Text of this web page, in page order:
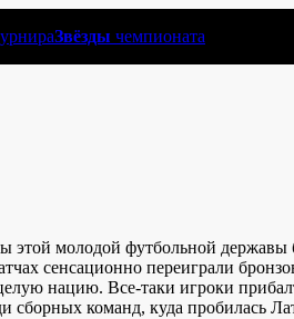
Звёзды чемпионата
этой молодой футбольной
сенсационно переиграли
нацию. Все-таки игроки
команд, куда пробилась